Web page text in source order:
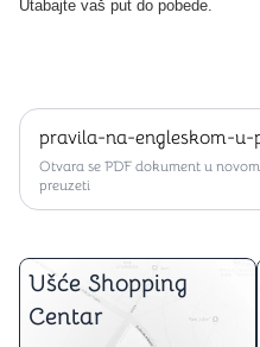
Utabajte vaš put do pobede.
pravila-na-engleskom-
Otvara se PDF dokument u
preuzeti
Ušće Shopping
Centar